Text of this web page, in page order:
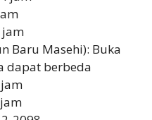
jam
Baru Masehi): Buka
dapat berbeda